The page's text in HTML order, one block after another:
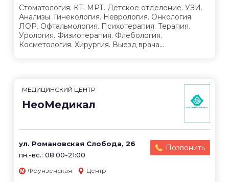
Стоматология. КТ. МРТ. Детское отделение. УЗИ.
Анализы. Гинекология. Неврология. Онкология.
ЛОР. Офтальмология. Психотерапия. Терапия.
Урология. Физиотерапия. Флебология.
Косметология. Хирургия. Выезд врача...
МЕДИЦИНСКИЙ ЦЕНТР
НеоМедикал
ул. Романовская Слобода, 26
пн.-вс.: 08:00-21:00
Позвонить
Фрунзенская Центр